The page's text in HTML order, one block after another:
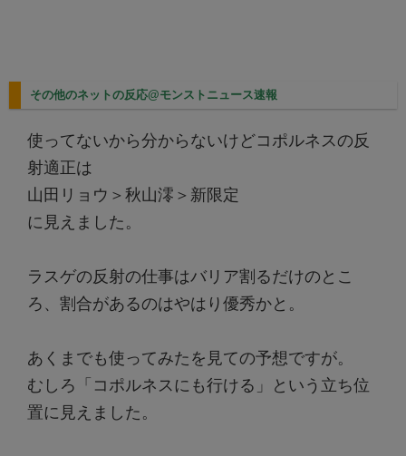
その他のネットの反応@モンストニュース速報
使ってないから分からないけどコポルネスの反
射適正は
山田リョウ＞秋山澪＞新限定
に見えました。
ラスゲの反射の仕事はバリア割るだけのとこ
ろ、割合があるのはやはり優秀かと。
あくまでも使ってみたを見ての予想ですが。
むしろ「コポルネスにも行ける」という立ち位
置に見えました。